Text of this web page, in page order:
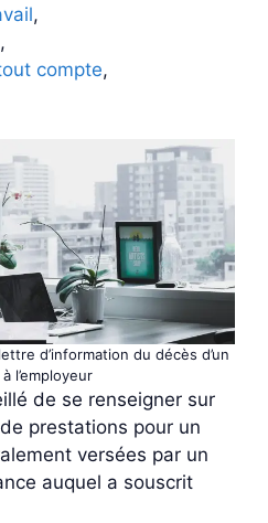
,
compte,
d’information du décès d’un
l’employeur
de se renseigner sur
de prestations pour un
versées par un
auquel a souscrit